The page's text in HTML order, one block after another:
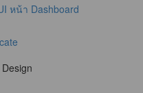
หน้า Dashboard